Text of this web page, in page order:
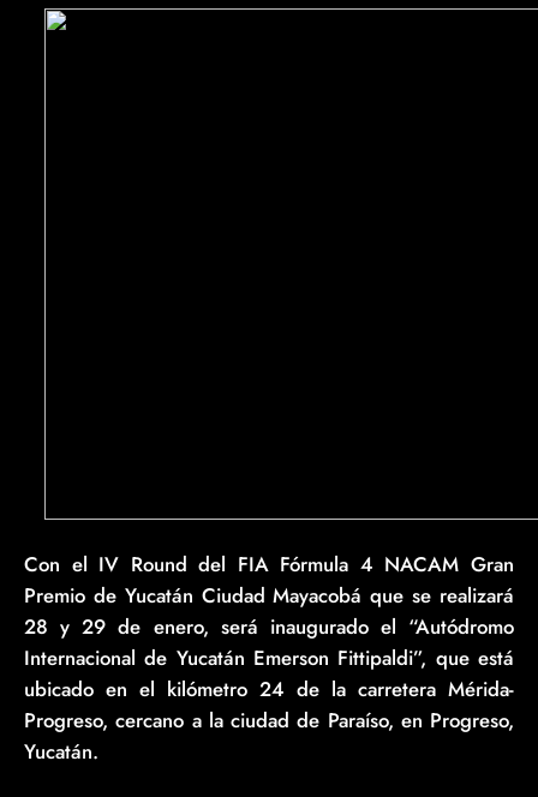
Con el IV Round del FIA Fórmula 4 NACAM Gran
Premio de Yucatán Ciudad Mayacobá que se realizará
28 y 29 de enero, será inaugurado el “Autódromo
Internacional de Yucatán Emerson Fittipaldi”, que está
ubicado en el kilómetro 24 de la carretera Mérida-
Progreso, cercano a la ciudad de Paraíso, en Progreso,
Yucatán.